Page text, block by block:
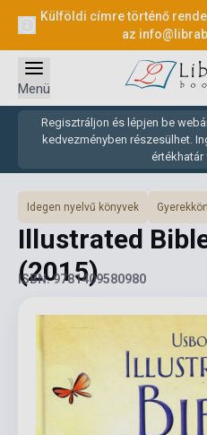
Külföldi címre történő
az
Regisztráljon és lépjen be
kedvezményben részesülhet.
értékhatár
Menü
Idegen nyelvű könyvek
Illustrated
(2015)
ISBN: 9781409580980